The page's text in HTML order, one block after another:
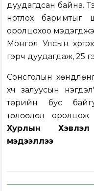
дуудагдсан байна.
нотлох баримтыг
оролцохоо
Монгол Улсын
гэрч дуудагдаж, 25
Сонсголын
хүч залуусын
төрийн бус
төлөөлөл
Хурлын
мэдээллээ